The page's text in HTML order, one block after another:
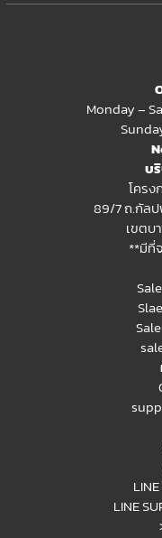
Monday –
บ
โครง
89/7 ถ.กัล
เขตบ
**มีที่
LINE